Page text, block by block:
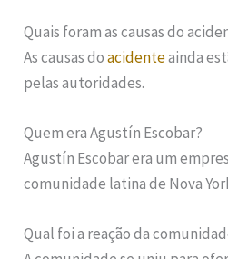
Quais foram as causas do
As causas doacidenteainda
pelas autoridades.
Quem era Agustín Escobar?
Agustín Escobar era um
comunidade latina de Nova
Qual foi a reação da